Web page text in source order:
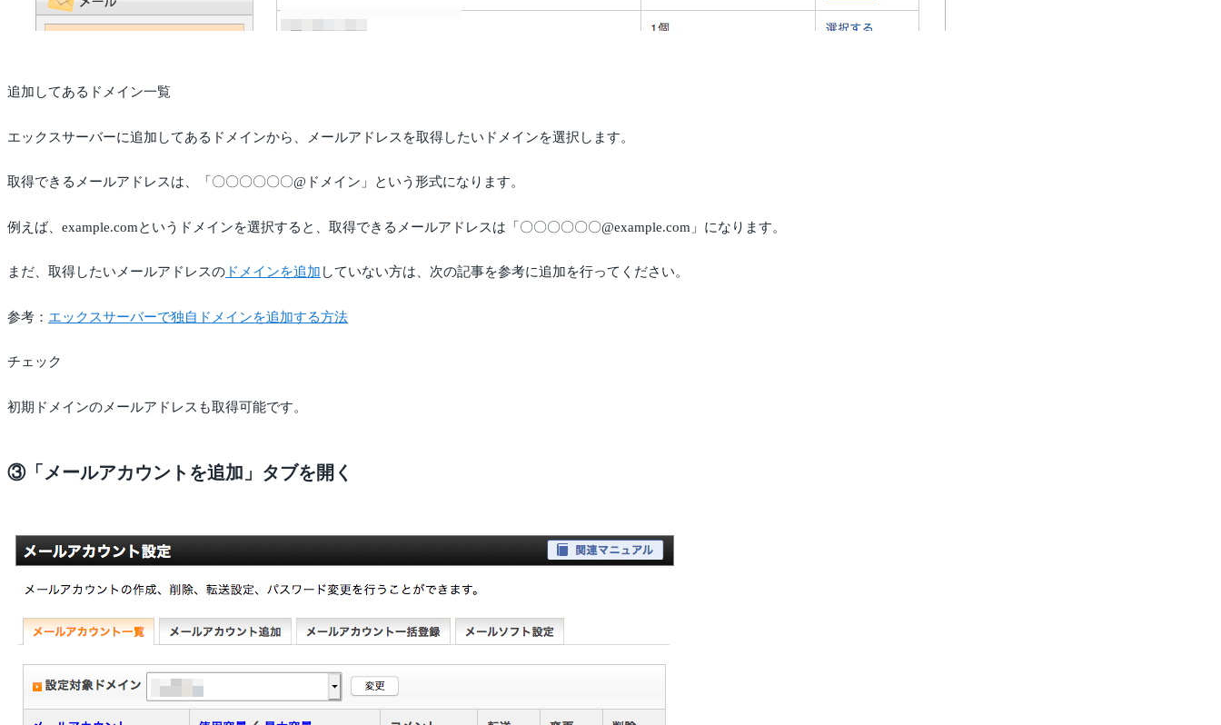
追加してあるドメイン一覧
エックスサーバーに追加してあるドメインから、メールアドレスを取得したいドメインを選択します。
取得できるメールアドレスは、「〇〇〇〇〇〇@ドメイン」という形式になります。
例えば、example.comというドメインを選択すると、取得できるメールアドレスは「〇〇〇〇〇〇@example.com」になります。
まだ、取得したいメールアドレスの ドメインを追加 していない方は、次の記事を参考に追加を行ってください。
参考： エックスサーバーで独自ドメインを追加する方法
チェック
初期ドメインのメールアドレスも取得可能です。
③「メールアカウントを追加」タブを開く